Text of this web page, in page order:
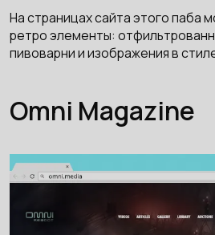
На страницах сайта этого паба
ретро элементы:
пивоварни и изображения в
Omni Magazine